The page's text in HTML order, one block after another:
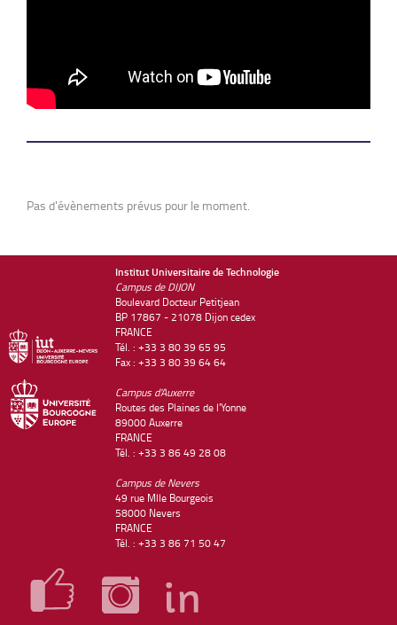
Pas d'évènements prévus pour le moment.
Institut Universitaire de Technologie
Campus de DIJON
Boulevard Docteur Petitjean
BP 17867 - 21078 Dijon cedex
FRANCE
Tél. : +33 3 80 39 65 95
Fax : +33 3 80 39 64 64
Campus d'Auxerre
Routes des Plaines de l'Yonne
89000 Auxerre
FRANCE
Tél. : +33 3 86 49 28 08
Campus de Nevers
49 rue Mlle Bourgeois
58000 Nevers
FRANCE
Tél. : +33 3 86 71 50 47